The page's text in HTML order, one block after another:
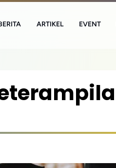
ARTIKEL EVENT